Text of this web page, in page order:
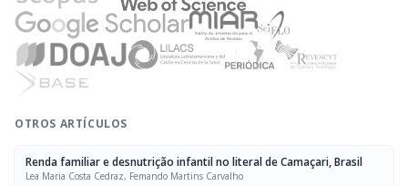
OTROS ARTÍCULOS
Renda familiar e desnutrição infantil no literal de Camaçari, Brasil
Lea Maria Costa Cedraz, Femando Martins Carvalho